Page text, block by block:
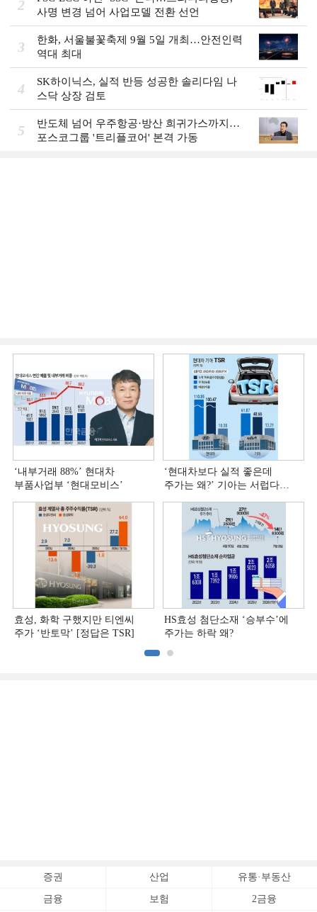
2
사명 변경 넘어 사업모델 전환 선언
3
한화, 서울불꽃축제 9월 5일 개최…안전인력
역대 최대
4
SK하이닉스, 실적 반등 성공한 솔리다임 나
스닥 상장 검토
5
반도체 넘어 우주항공·방산 희귀가스까지…
포스코그룹 '트리플코어' 본격 가동
‘내부거래 88%ʼ 현대차
부품사업부 ‘현대모비스ʼ
‘현대차보다 실적 좋은데
주가는 왜?ʼ 기아는 서럽다
효성, 화학 구했지만 티엔씨
주가 ‘반토막’ [정답은 TSR]
HS효성 첨단소재 ‘승부수’에
주가는 하락 왜?
증권 산업 유통·부동산
금융 보험 2금융